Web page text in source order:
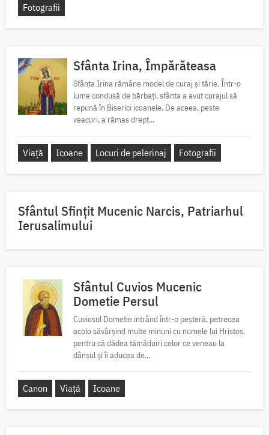
Fotografii
Sfânta Irina, Împărăteasa
Sfânta Irina rămâne model de curaj și tărie. Într-o
lume condusă de bărbați, sfânta a avut curajul să
repună în Biserici icoanele. De aceea, peste
veacuri, a rămas drept...
Viață Icoane Locuri de pelerinaj Fotografii
Sfântul Sfinţit Mucenic Narcis, Patriarhul
Ierusalimului
Sfântul Cuvios Mucenic
Dometie Persul
Cuviosul Dometie intrând într-o peșteră, petrecea
acolo săvârșind multe minuni cu numele lui Hristos,
pentru că dădea tămăduiri celor ce veneau la
dânsul și îi aducea de...
Canon Viață Icoane